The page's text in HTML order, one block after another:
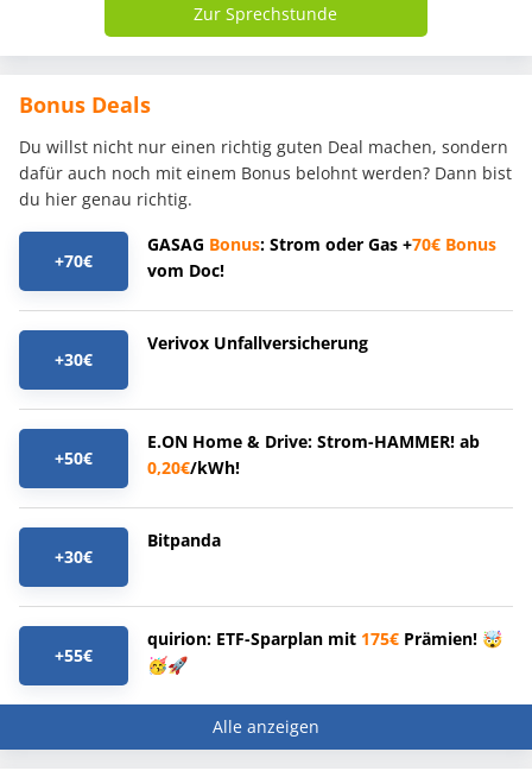
Zur Sprechstunde
Bonus Deals
Du willst nicht nur einen richtig guten Deal machen, sondern
dafür auch noch mit einem Bonus belohnt werden? Dann bist
du hier genau richtig.
+70€
GASAG Bonus: Strom oder Gas +70€ Bonus
vom Doc!
+30€
Verivox Unfallversicherung
+50€
E.ON Home & Drive: Strom-HAMMER! ab
0,20€/kWh!
+30€
Bitpanda
+55€
quirion: ETF-Sparplan mit 175€ Prämien! 🤯
🥳🚀
Alle anzeigen